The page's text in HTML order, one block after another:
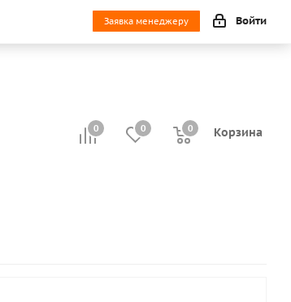
Заявка менеджеру Войти
0 0 Корзина
0
0